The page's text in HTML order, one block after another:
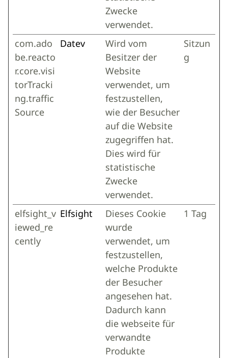
Zwecke
verwendet.
com.ado
be.reacto
r.core.visi
torTracki
ng.traffic
Source
Datev
Wird vom
Besitzer der
Website
verwendet, um
festzustellen,
wie der Besucher
auf die Website
zugegriffen hat.
Dies wird für
statistische
Zwecke
verwendet.
Sitzun
g
elfsight_v
iewed_re
cently
Elfsight
Dieses Cookie
wurde
verwendet, um
festzustellen,
welche Produkte
der Besucher
angesehen hat.
Dadurch kann
die webseite für
verwandte
Produkte
1 Tag